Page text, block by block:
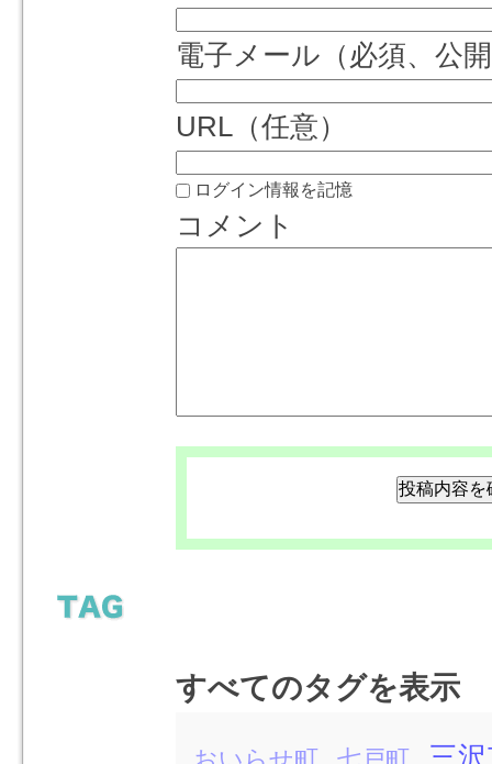
電子メール（必須、公
URL（任意）
ログイン情報を記憶
コメント
すべてのタグを表示
おいらせ町 七戸町 三